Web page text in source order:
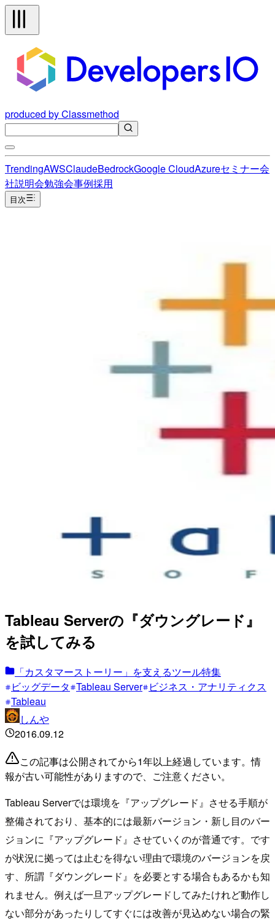
produced by Classmethod
TrendingAWSClaudeBedrockGoogle CloudAzureセミナー会
社説明会勉強会事例採用
目次
Tableau Serverの『ダウングレード』
を試してみる
「カスタマーストーリー」を支えるツール特集
ビッグデータ Tableau Server ビジネス・アナリティクス
Tableau
しんや
2016.09.12
この記事は公開されてから1年以上経過しています。情
報が古い可能性がありますので、ご注意ください。
Tableau Serverでは環境を『アップグレード』させる手順が
整備されており、基本的には最新バージョン・新し目のバー
ジョンに『アップグレード』させていくのが普通です。です
が状況に拠っては止むを得ない理由で環境のバージョンを戻
す、所謂『ダウングレード』を必要とする場合もあるかも知
れません。例えば一旦アップグレードしてみたけれど動作し
ない部分があったりしてすぐには改善が見込めない場合の緊